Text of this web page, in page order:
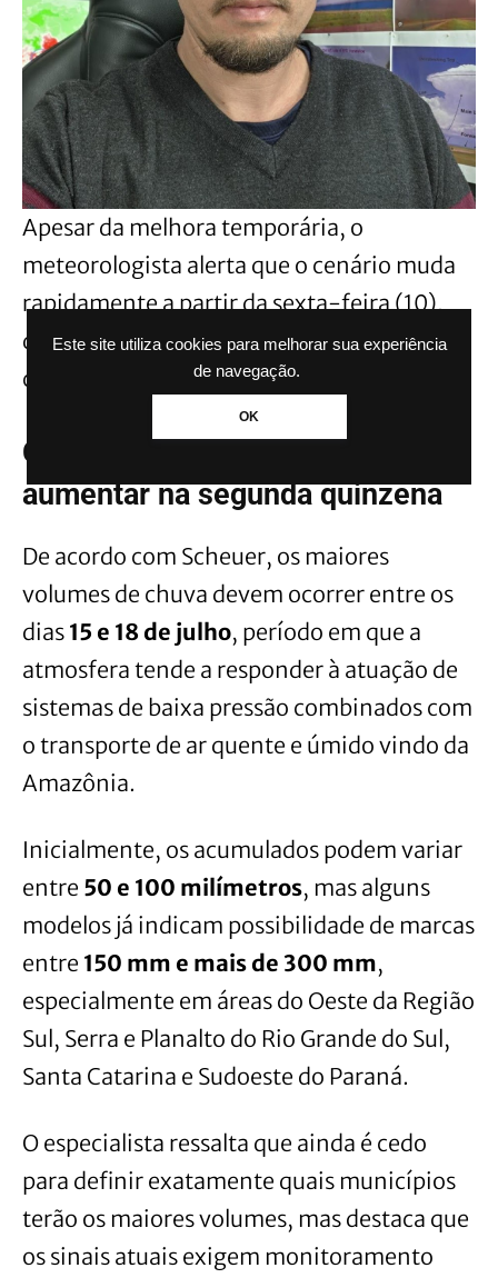
Este site utiliza cookies para melhorar sua experiência
de navegação.
OK
Apesar da melhora temporária, o
meteorologista alerta que o cenário muda
rapidamente a partir da sexta-feira (10),
quando novas áreas de instabilidade
começam a avançar sobre o Sul do país.
Chuva no Sul do Brasil deve
aumentar na segunda quinzena
De acordo com Scheuer, os maiores
volumes de chuva devem ocorrer entre os
dias 15 e 18 de julho, período em que a
atmosfera tende a responder à atuação de
sistemas de baixa pressão combinados com
o transporte de ar quente e úmido vindo da
Amazônia.
Inicialmente, os acumulados podem variar
entre 50 e 100 milímetros, mas alguns
modelos já indicam possibilidade de marcas
entre 150 mm e mais de 300 mm,
especialmente em áreas do Oeste da Região
Sul, Serra e Planalto do Rio Grande do Sul,
Santa Catarina e Sudoeste do Paraná.
O especialista ressalta que ainda é cedo
para definir exatamente quais municípios
terão os maiores volumes, mas destaca que
os sinais atuais exigem monitoramento